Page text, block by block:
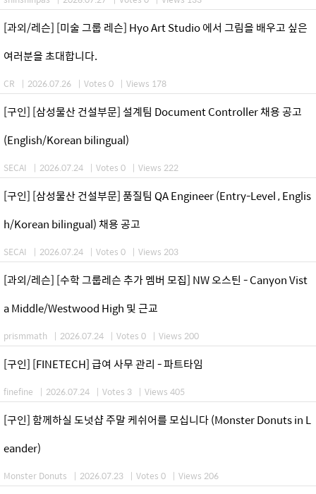
[과외/레슨] [미술 그룹 레슨] Hyo Art Studio 에서 그림을 배우고 싶은
여러분을 초대합니다.
CR | 2026.07.26 | Votes 0 | Views 178
[구인] [삼성물산 건설부문] 설계팀 Document Controller 채용 공고
(English/Korean bilingual)
SECAI | 2026.07.24 | Votes 0 | Views 222
[구인] [삼성물산 건설부문] 품질팀 QA Engineer (Entry-Level , Englis
h/Korean bilingual) 채용 공고
SECAI | 2026.07.24 | Votes 0 | Views 203
[과외/레슨] [수학 그룹레슨 추가 멤버 모집] NW 오스틴 - Canyon Vist
a Middle/Westwood High 및 근교
prismmath | 2026.07.24 | Votes 0 | Views 200
[구인] [FINETECH] 급여 사무 관리 - 파트타임
finefine | 2026.07.24 | Votes 3 | Views 405
[구인] 함께하실 도넛샵 주말 케쉬어를 모십니다 (Monster Donuts in L
eander)
Monster Donuts | 2026.07.23 | Votes 0 | Views 206